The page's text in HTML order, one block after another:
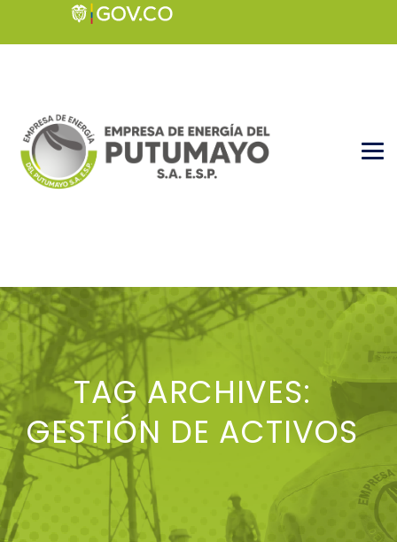
TAG ARCHIVES:
GESTIÓN DE ACTIVOS